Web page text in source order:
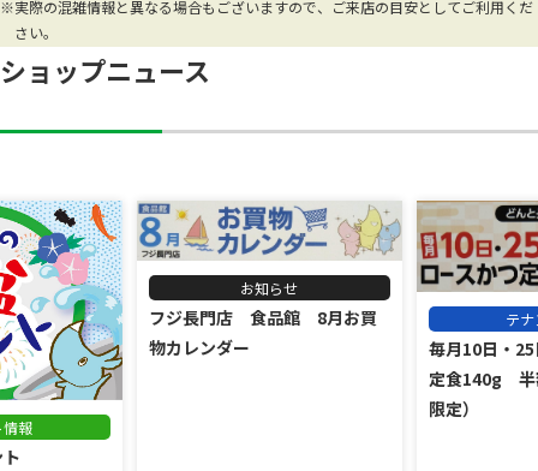
※実際の混雑情報と異なる場合もございますので、ご来店の目安としてご利用くだ
さい。
ショップニュース
情報
お知らせ
フジ長門店 食品館 8月お買
物カレンダー
テ
毎月10日・
定食140g 半
限定）